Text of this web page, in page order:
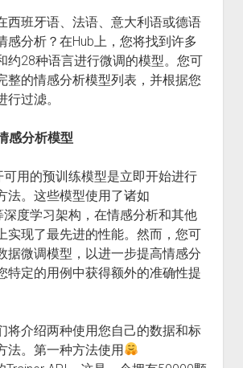
西班牙语、法语、意大利语或德语
感分析？在Hub上，您将找到许多
约28种语言进行微调的模型。您可
整的情感分析模型列表，并根据您
过滤。
感分析模型
可用的预训练模型是立即开始进行
法。这些模型使用了诸如
度学习架构，在情感分析和其他
实现了最先进的性能。然而，您可
据微调模型，以进一步提高情感分
特定的用例中获得额外的准确性提
将介绍两种使用您自己的数据和标
法。第一种方法使用